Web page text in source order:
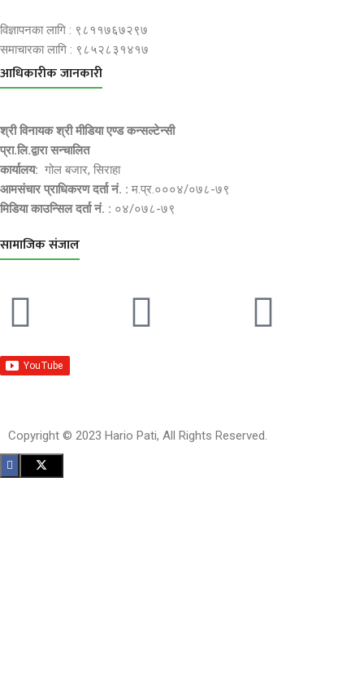
विज्ञापनका लागि : ९८११७६७२९७
समाचारका लागि : ९८५२८३१४१७
आधिकारीक जानकारी
श्री विनायक श्री मीडिया एण्ड कन्सल्टेन्सी
प्रा.लि.द्वारा सन्चालित
कार्यालय: गोल बजार, सिराहा
आमसंचार प्राधिकरण दर्ता नं. : म.प्र.०००४/०७८-७९
मिडिया काउन्सिल दर्ता नं. : ०४/०७८-७९
सामाजिक संजाल
Copyright © 2023 Hario Pati, All Rights Reserved.